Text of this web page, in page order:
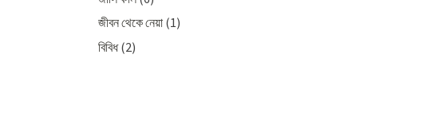
জীবন থেকে নেয়া (1)
বিবিধ(2)